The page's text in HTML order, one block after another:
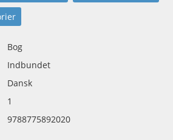
Bog
Indbundet
Dansk
1
9788775892020